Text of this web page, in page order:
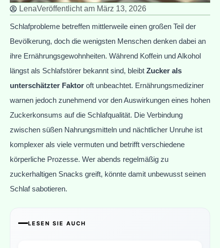
LenaVeröffentlicht am März 13, 2026
Schlafprobleme betreffen mittlerweile einen großen Teil der
Bevölkerung, doch die wenigsten Menschen denken dabei an
ihre Ernährungsgewohnheiten. Während Koffein und Alkohol
längst als Schlafstörer bekannt sind, bleibt Zucker als
unterschätzter Faktor oft unbeachtet. Ernährungsmediziner
warnen jedoch zunehmend vor den Auswirkungen eines hohen
Zuckerkonsums auf die Schlafqualität. Die Verbindung
zwischen süßen Nahrungsmitteln und nächtlicher Unruhe ist
komplexer als viele vermuten und betrifft verschiedene
körperliche Prozesse. Wer abends regelmäßig zu
zuckerhaltigen Snacks greift, könnte damit unbewusst seinen
Schlaf sabotieren.
LESEN SIE AUCH